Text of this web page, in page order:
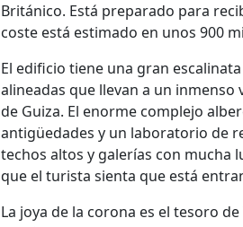
Británico. Está preparado para
coste está estimado en unos 900
El edificio tiene una gran
alineadas que llevan a un
de Guiza. El enorme complejo
antigüedades y un laboratorio de
techos altos y galerías con mucha
que el turista sienta que está
La joya de la corona es el tesoro